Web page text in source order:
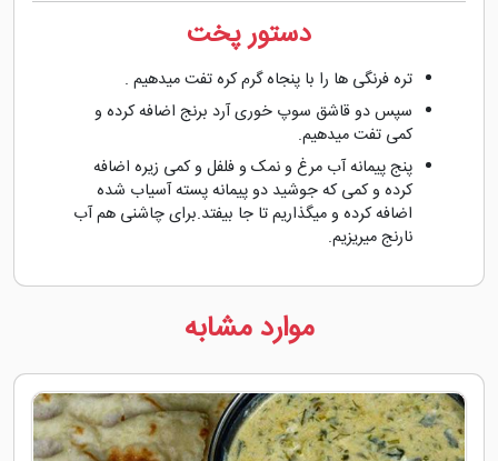
دستور پخت
تره فرنگی ها را با پنجاه گرم کره تفت میدهیم .
سپس دو قاشق سوپ خوری آرد برنج اضافه کرده و
کمی تفت میدهیم.
پنج پیمانه آب مرغ و نمک و فلفل و کمی زیره اضافه
کرده و کمی که جوشید دو پیمانه پسته آسیاب شده
اضافه کرده و میگذاریم تا جا بیفتد.برای چاشنی هم آب
نارنج میریزیم.
موارد مشابه